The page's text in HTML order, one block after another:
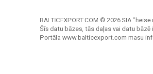
BALTICEXPORT.COM © 2026 SIA "heise
Šīs datu bāzes, tās daļas vai datu
Portāla www.balticexport.com masu